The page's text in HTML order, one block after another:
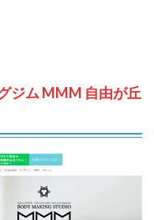
ジム MMM 自由が丘